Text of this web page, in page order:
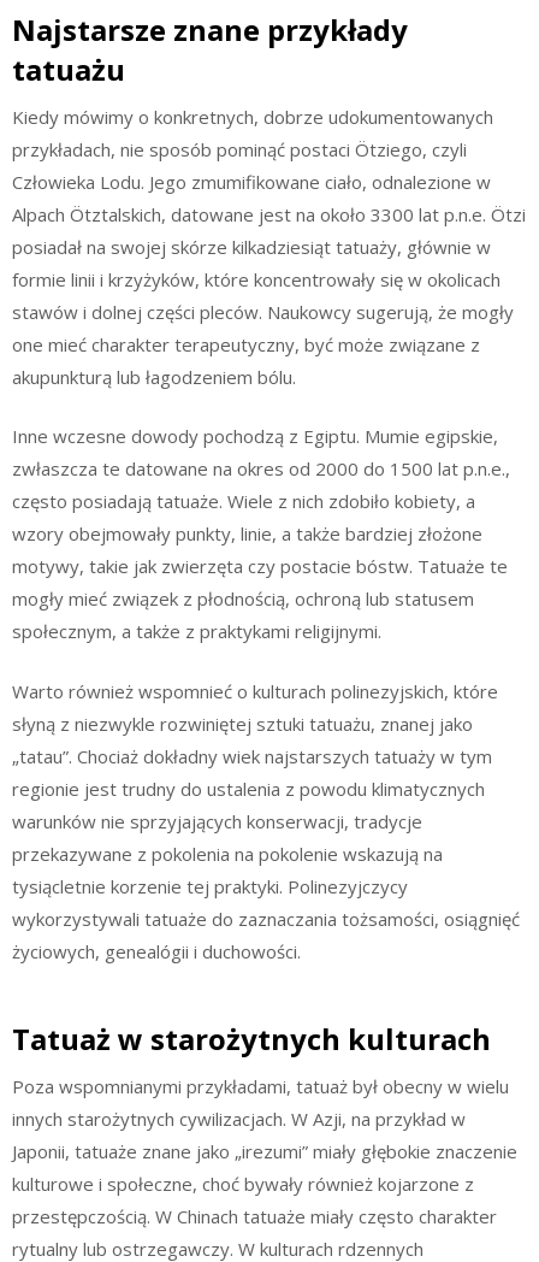
Najstarsze znane przykłady
tatuażu
Kiedy mówimy o konkretnych, dobrze udokumentowanych
przykładach, nie sposób pominąć postaci Ötziego, czyli
Człowieka Lodu. Jego zmumifikowane ciało, odnalezione w
Alpach Ötztalskich, datowane jest na około 3300 lat p.n.e. Ötzi
posiadał na swojej skórze kilkadziesiąt tatuaży, głównie w
formie linii i krzyżyków, które koncentrowały się w okolicach
stawów i dolnej części pleców. Naukowcy sugerują, że mogły
one mieć charakter terapeutyczny, być może związane z
akupunkturą lub łagodzeniem bólu.
Inne wczesne dowody pochodzą z Egiptu. Mumie egipskie,
zwłaszcza te datowane na okres od 2000 do 1500 lat p.n.e.,
często posiadają tatuaże. Wiele z nich zdobiło kobiety, a
wzory obejmowały punkty, linie, a także bardziej złożone
motywy, takie jak zwierzęta czy postacie bóstw. Tatuaże te
mogły mieć związek z płodnością, ochroną lub statusem
społecznym, a także z praktykami religijnymi.
Warto również wspomnieć o kulturach polinezyjskich, które
słyną z niezwykle rozwiniętej sztuki tatuażu, znanej jako
„tatau”. Chociaż dokładny wiek najstarszych tatuaży w tym
regionie jest trudny do ustalenia z powodu klimatycznych
warunków nie sprzyjających konserwacji, tradycje
przekazywane z pokolenia na pokolenie wskazują na
tysiącletnie korzenie tej praktyki. Polinezyjczycy
wykorzystywali tatuaże do zaznaczania tożsamości, osiągnięć
życiowych, genealógii i duchowości.
Tatuaż w starożytnych kulturach
Poza wspomnianymi przykładami, tatuaż był obecny w wielu
innych starożytnych cywilizacjach. W Azji, na przykład w
Japonii, tatuaże znane jako „irezumi” miały głębokie znaczenie
kulturowe i społeczne, choć bywały również kojarzone z
przestępczością. W Chinach tatuaże miały często charakter
rytualny lub ostrzegawczy. W kulturach rdzennych